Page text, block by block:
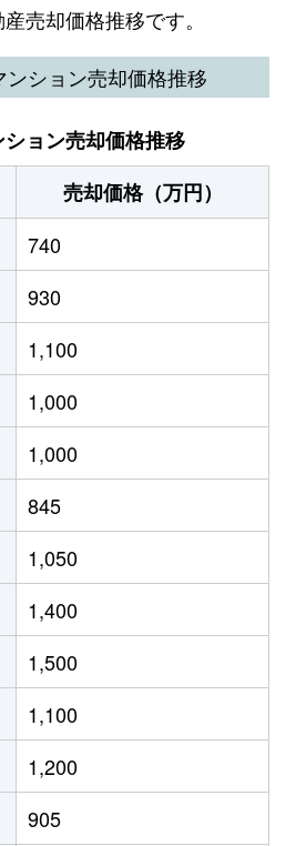
万円
熊本
万円
熊本
万円
熊本
万円
西熊本
万円
万円
万円
万円
万円
万円
万円
万円
万円
万円
万円
万円
万円
熊本
万円
熊本
万円
熊本
万円
熊本
万円
万円
万円
万円
万円
万円
万円
万円
万円
売却価格推移です。
ション売却価格推移
ョン売却価格推移
売却価格（万円）
740
930
1,100
1,000
1,000
845
1,050
1,400
1,500
1,100
1,200
905